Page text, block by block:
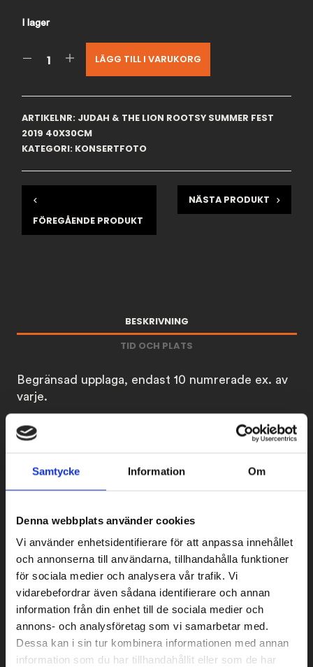
Samtycke Information Om
Denna webbplats använder cookies
Vi använder enhetsidentifierare för att anpassa innehållet
och annonserna till användarna, tillhandahålla funktioner
för sociala medier och analysera vår trafik. Vi
vidarebefordrar även sådana identifierare och annan
information från din enhet till de sociala medier och
annons- och analysföretag som vi samarbetar med.
Dessa kan i sin tur kombinera informationen med annan
information som du har tillhandahållit eller som de har
I lager
LÄGG TILL I VARUKORG
ARTIKELNR: JUDAH & THE LION ROOTSY SUMMER FEST
2019 40X30CM
KATEGORI: KONSERTFOTO
FÖREGÅENDE PRODUKT
NÄSTA PRODUKT
BESKRIVNING
TID OCH PLATS
Begränsad upplaga, endast 10 numrerade ex. av
varje.
Printade på 250 grams Chromolux.
Relaterade
produkter